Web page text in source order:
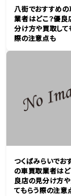
八街でおすすめ
業者はどこ？優良
分け方や買取して
際の注意点も
つくばみらいでお
の車買取業者はど
良店の見分け方
てもらう際の注意